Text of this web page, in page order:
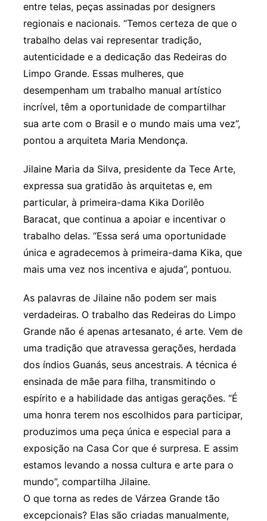
entre telas, peças assinadas por designers
regionais e nacionais. “Temos certeza de que o
trabalho delas vai representar tradição,
autenticidade e a dedicação das Redeiras do
Limpo Grande. Essas mulheres, que
desempenham um trabalho manual artístico
incrível, têm a oportunidade de compartilhar
sua arte com o Brasil e o mundo mais uma vez”,
pontou a arquiteta Maria Mendonça.
Jilaine Maria da Silva, presidente da Tece Arte,
expressa sua gratidão às arquitetas e, em
particular, à primeira-dama Kika Dorilêo
Baracat, que continua a apoiar e incentivar o
trabalho delas. “Essa será uma oportunidade
única e agradecemos à primeira-dama Kika, que
mais uma vez nos incentiva e ajuda”, pontuou.
As palavras de Jilaine não podem ser mais
verdadeiras. O trabalho das Redeiras do Limpo
Grande não é apenas artesanato, é arte. Vem de
uma tradição que atravessa gerações, herdada
dos índios Guanás, seus ancestrais. A técnica é
ensinada de mãe para filha, transmitindo o
espírito e a habilidade das antigas gerações. “É
uma honra terem nos escolhidos para participar,
produzimos uma peça única e especial para a
exposição na Casa Cor que é surpresa. E assim
estamos levando a nossa cultura e arte para o
mundo”, compartilha Jilaine.
O que torna as redes de Várzea Grande tão
excepcionais? Elas são criadas manualmente,